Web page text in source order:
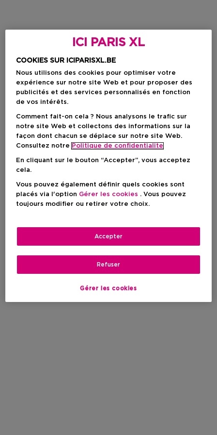
ICI PARIS XL
COOKIES SUR ICIPARISXL.BE
Nous utilisons des cookies pour optimiser votre
expérience sur notre site Web et pour proposer des
publicités et des services personnalisés en fonction
de vos intérêts.
Comment fait-on cela ? Nous analysons le trafic sur
notre site Web et collectons des informations sur la
façon dont chacun se déplace sur notre site Web.
Consultez notre Politique de confidentialite
En cliquant sur le bouton “Accepter”, vous acceptez
cela.
Vous pouvez également définir quels cookies sont
placés via l'option Gérer les cookies . Vous pouvez
toujours modifier ou retirer votre choix.
Gérer les cookies
Refuser
Accepter